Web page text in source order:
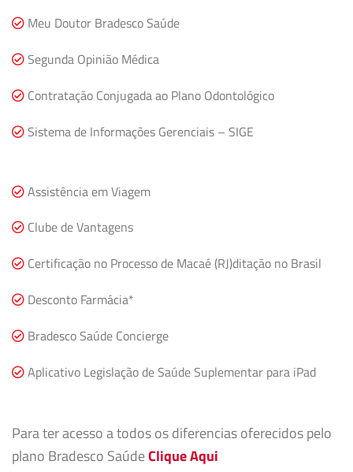
Meu Doutor Bradesco Saúde
Segunda Opinião Médica
Contratação Conjugada ao Plano Odontológico
Sistema de Informações Gerenciais – SIGE
Assistência em Viagem
Clube de Vantagens
Certificação no Processo de Macaé (RJ)ditação no Brasil
Desconto Farmácia*
Bradesco Saúde Concierge
Aplicativo Legislação de Saúde Suplementar para iPad
Para ter acesso a todos os diferencias oferecidos pelo
plano Bradesco SaúdeClique Aqui